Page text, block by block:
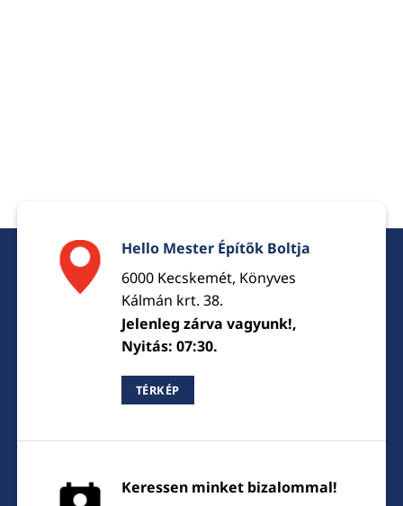
Hello Mester Építők Boltja
6000 Kecskemét, Könyves
Kálmán krt. 38.
Jelenleg zárva vagyunk!,
Nyitás: 07:30.
TÉRKÉP
Keressen minket bizalommal!